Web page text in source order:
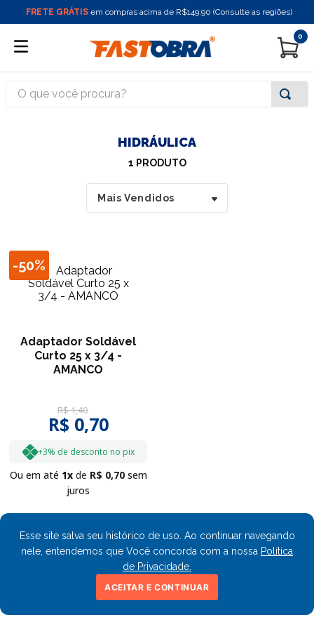
Esse site salva seu histórico de uso. Ao continuar navegando
nele, entendemos que Você concorda com a nossa Política
de Privacidade.
ACEITAR E CONTINUAR
FRETE GRÁTIS em compras acima de R$149,90 (Consulte as regiões)
0
O que você procura?
HIDRÁULICA
1 PRODUTO
Mais Vendidos
-50%
Adaptador Soldável
Curto 25 x 3/4 -
AMANCO
R$1,40
R$ 0,70
+3% de desconto no pix
Ou em até 1 R$ 0,70sem
juros